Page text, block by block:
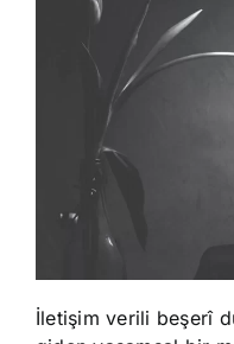
İletişim verili beşerî